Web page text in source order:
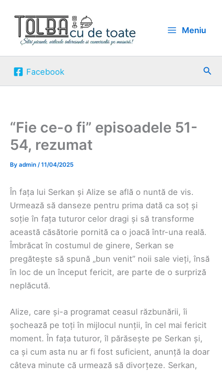
content
Meniu
Facebook
“Fie ce-o fi” episoadele 51-
54, rezumat
By admin /11/04/2025
În fața lui Serkan și Alize se află o nuntă de vis.
Urmează să danseze pentru prima dată ca soț și
soție în fața tuturor celor dragi și să transforme
această căsătorie pornită ca o joacă într-una reală.
Îmbrăcat în costumul de ginere, Serkan se
pregătește să spună „bun venit” noii sale vieți, însă
în loc de un început fericit, are parte de o surpriză
neplăcută.
Alize, care și-a programat ceasul răzbunării, îi
șochează pe toți în mijlocul nunții, în cel mai fericit
moment. În fața tuturor, îl părăsește pe Serkan și,
ca și cum asta nu ar fi fost suficient, anunță la doar
câteva minute că urmează să divorțeze. Serkan,